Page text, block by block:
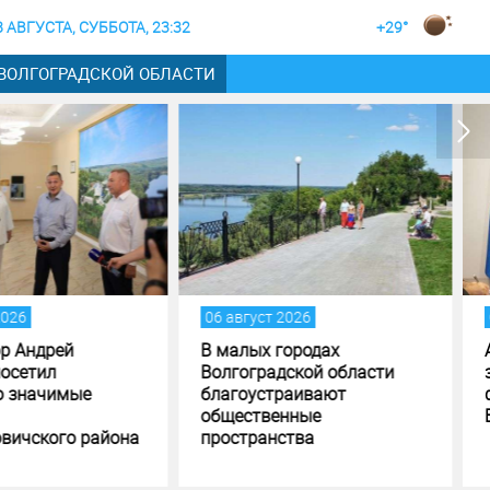
АВГУСТА, СУББОТА, 23:32 +29°
ОБЛАСТИ
2026
городах
области
05 август 2026
Андрей Бочаров поставил
задачи по исполнению и
формированию бюджета
Волгоградской области